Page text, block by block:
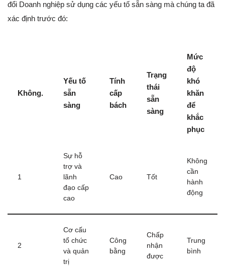
đổi Doanh nghiệp sử dụng các yếu tố sẵn sàng mà chúng ta đã
xác định trước đó:
Không.
Yếu tố
sẵn
sàng
Tính
cấp
bách
Trạng
thái
sẵn
sàng
Mức
độ
khó
khăn
để
khắc
phục
1
Sự hỗ
trợ và
lãnh
đạo cấp
cao
Cao Tốt
Không
cần
hành
động
2
Cơ cấu
tổ chức
và quản
trị
Công
bằng
Chấp
nhận
được
Trung
bình